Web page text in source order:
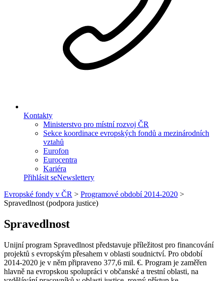
Kontakty
Ministerstvo pro místní rozvoj ČR
Sekce koordinace evropských fondů a mezinárodních
vztahů
Eurofon
Eurocentra
Kariéra
Přihlásit seNewslettery
Evropské fondy v ČR > Programové období 2014-2020 >
Spravedlnost (podpora justice)
Spravedlnost
Unijní program Spravedlnost představuje příležitost pro financování
projektů s evropským přesahem v oblasti soudnictví. Pro období
2014-2020 je v něm připraveno 377,6 mil. €. Program je zaměřen
hlavně na evropskou spolupráci v občanské a trestní oblasti, na